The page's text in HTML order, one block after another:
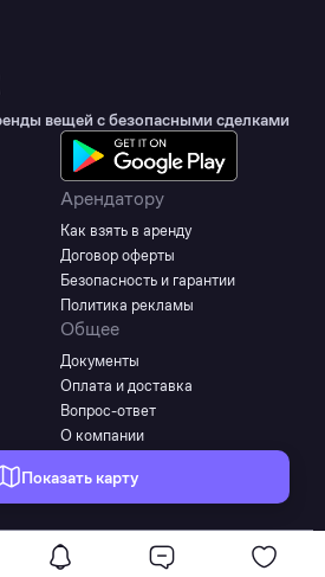
Показать карту
вещей с безопасными сделками
Арендатору
Как взять в аренду
Договор оферты
Безопасность и гарантии
Политика рекламы
Общее
Документы
Оплата и доставка
Вопрос-ответ
О компании